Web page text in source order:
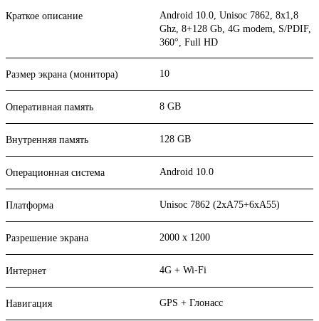
Краткое описание
Android 10.0, Unisoc 7862, 8х1,8
Ghz, 8+128 Gb, 4G modem, S/PDIF,
360°, Full HD
Размер экрана (монитора) 10
Оперативная память 8 GB
Внутренняя память 128 GB
Операционная система Android 10.0
Платформа Unisoc 7862 (2xA75+6xA55)
Разрешение экрана 2000 x 1200
Интернет 4G + Wi-Fi
Навигация GPS + Глонасс